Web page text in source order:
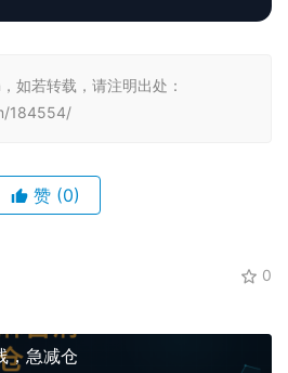
如若转载，请注明出处：
184554/
赞 (0)
0
，急减仓